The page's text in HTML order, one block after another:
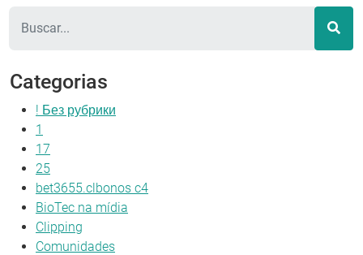
Categorias
! Без рубрики
1
17
25
bet3655.clbonos c4
BioTec na mídia
Clipping
Comunidades